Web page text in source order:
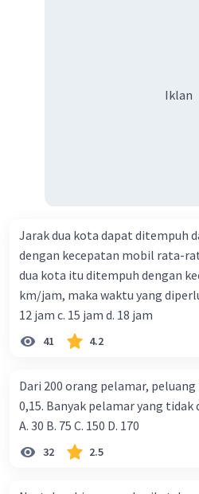
Iklan
Jarak dua kota dapat ditempuh
dengan kecepatan mobil rata-
dua kota itu ditempuh dengan
km/jam, maka waktu yang diperlukan
12 jam c. 15 jam d. 18 jam
41 4.2
Dari 200 orang pelamar,
0,15. Banyak pelamar yang tidak
A. 30 B. 75 C. 150 D. 170
32 2.5